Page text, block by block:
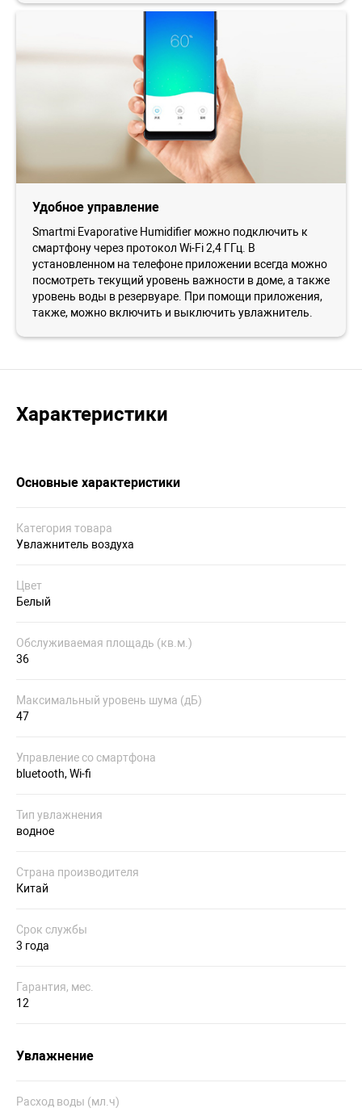
Удобное управление
Smartmi Evaporative Humidifier можно подключить к
смартфону через протокол Wi-Fi 2,4 ГГц. В
установленном на телефоне приложении всегда можно
посмотреть текущий уровень важности в доме, а также
уровень воды в резервуаре. При помощи приложения,
также, можно включить и выключить увлажнитель.
Характеристики
Основные характеристики
Категория товара
Увлажнитель воздуха
Цвет
Белый
Обслуживаемая площадь (кв.м.)
36
Максимальный уровень шума (дБ)
47
Управление со смартфона
bluetooth, Wi-fi
Тип увлажнения
водное
Страна производителя
Китай
Срок службы
3 года
Гарантия, мес.
12
Увлажнение
Расход воды (мл.ч)